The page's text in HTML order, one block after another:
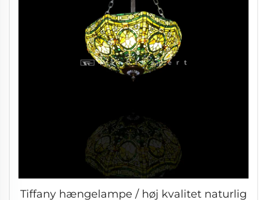
Tiffany hængelampe / høj kvalitet naturlig